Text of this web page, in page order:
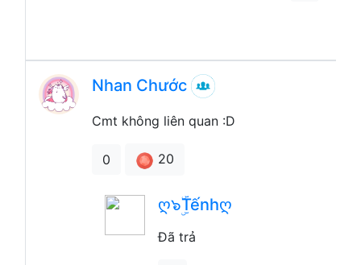
Nhan Chước
Cmt không liên quan :D
0 20
ღ๖ۣۜTếnhღ
Đã trả